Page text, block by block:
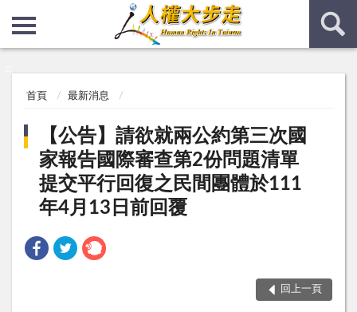
首頁 最新消息
【公告】請欲就兩公約第三次國
家報告國際審查第2份問題清單
提交平行回復之民間團體於111
年4月13日前回覆
回上一頁